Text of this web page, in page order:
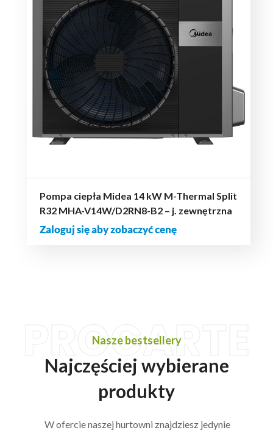
Pompa ciepła Midea 14 kW M-Thermal Split
R32 MHA-V14W/D2RN8-B2 – j. zewnętrzna
Zaloguj się aby zobaczyć cenę
Nasze bestsellery
Najczęściej wybierane
produkty
PROCARTE
W ofercie naszej hurtowni znajdziesz jedynie